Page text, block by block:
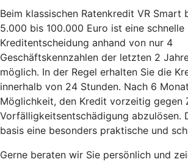
Beim klassischen Ratenkredit VR Smart
5.000 bis 100.000 Euro ist eine schnelle
Kreditentscheidung anhand von nur 4
Geschäftskennzahlen der letzten 2
möglich. In der Regel erhalten Sie die
innerhalb von 24 Stunden. Nach 6
Möglichkeit, den Kredit vorzeitig gegen
Vorfälligkeitsentschädigung abzulösen.
basis eine besonders praktische und
Gerne beraten wir Sie persönlich und